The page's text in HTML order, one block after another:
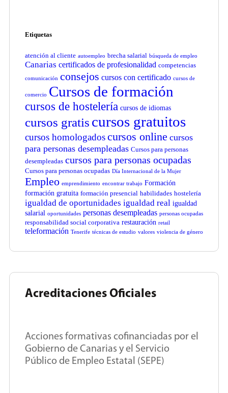
Etiquetas
atención al cliente autoempleo brecha salarial búsqueda de empleo
Canarias certificados de profesionalidad competencias
comunicación consejos cursos con certificado cursos de
comercio Cursos de formación
cursos de hostelería cursos de idiomas
cursos gratis cursos gratuitos
cursos homologadoscursos online cursos
para personas desempleadas Cursos para personas
desempleadas cursos para personas ocupadas
Cursos para personas ocupadas Día Internacional de la Mujer
Empleo emprendimiento encontrar trabajo Formación
formación gratuita formación presencial habilidades hostelería
igualdad de oportunidades igualdad real igualdad
salarial oportunidades personas desempleadas personas ocupadas
responsabilidad social corporativa restauración retail
teleformación Tenerife técnicas de estudio valores violencia de género
Acreditaciones Oficiales
Acciones formativas cofinanciadas por el
Gobierno de Canarias y el Servicio
Público de Empleo Estatal (SEPE)